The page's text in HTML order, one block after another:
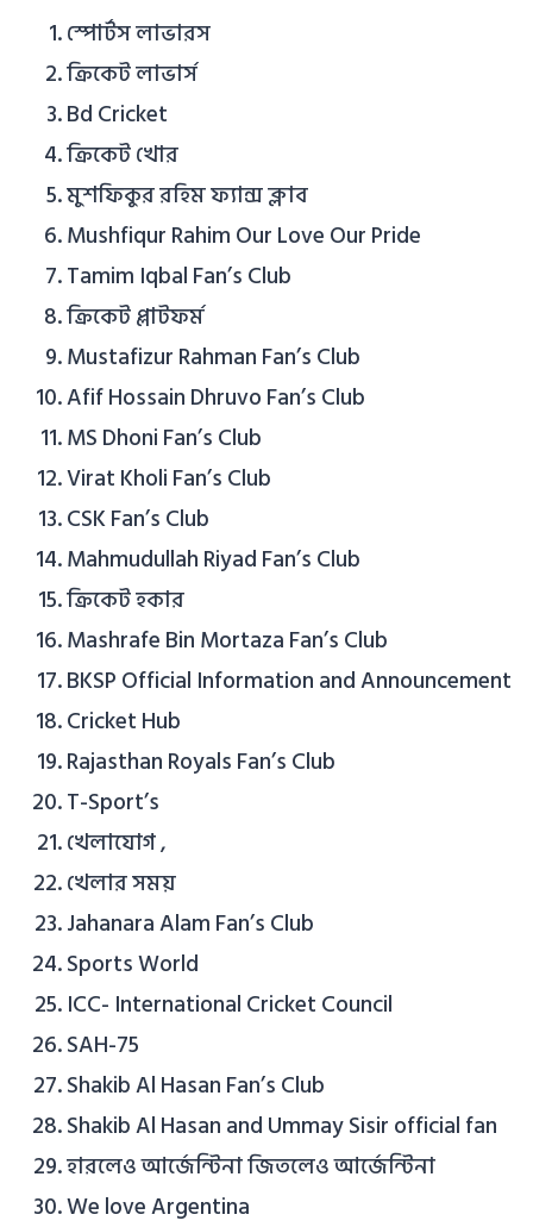
স্পোর্টস লাভারস
ক্রিকেট লাভার্স
Bd Cricket
ক্রিকেট খোর
মুশফিকুর রহিম ফ্যান্স ক্লাব
Mushfiqur Rahim Our Love Our Pride
Tamim Iqbal Fan’s Club
ক্রিকেট প্লাটফর্ম
Mustafizur Rahman Fan’s Club
Afif Hossain Dhruvo Fan’s Club
MS Dhoni Fan’s Club
Virat Kholi Fan’s Club
CSK Fan’s Club
Mahmudullah Riyad Fan’s Club
ক্রিকেট হকার
Mashrafe Bin Mortaza Fan’s Club
BKSP Official Information and Announcement
Cricket Hub
Rajasthan Royals Fan’s Club
T-Sport’s
খেলাযোগ ,
খেলার সময়
Jahanara Alam Fan’s Club
Sports World
ICC- International Cricket Council
SAH-75
Shakib Al Hasan Fan’s Club
Shakib Al Hasan and Ummay Sisir official fan
হারলেও আর্জেন্টিনা জিতলেও আর্জেন্টিনা
We love Argentina